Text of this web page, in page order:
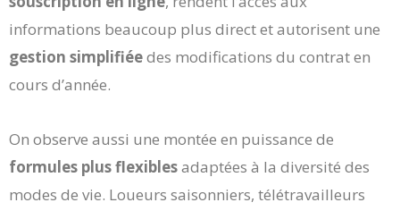
informations beaucoup plus direct et autorisent une
gestion simplifiéedes modifications du contrat en
cours d’année.
On observe aussi une montée en puissance de
formules plus flexiblesadaptées à la diversité des
modes de vie. Loueurs saisonniers, télétravailleurs